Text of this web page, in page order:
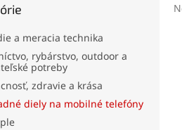
a meracia technika
rybárstvo, outdoor a
potreby
zdravie a krása
diely na mobilné telefóny